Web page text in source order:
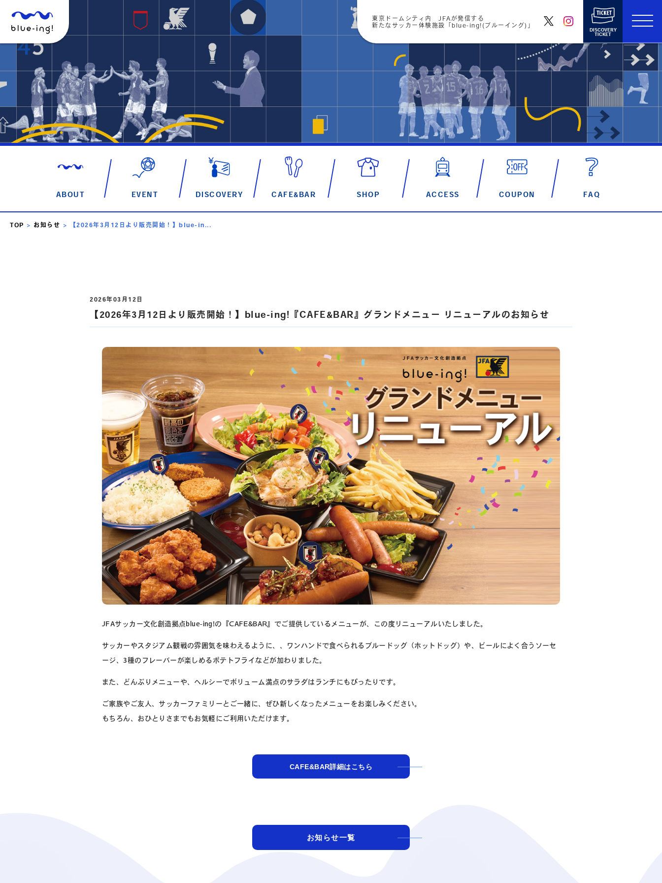
東京ドームシティ内 JFAが発信する
新たなサッカー体験施設「blue-ing!(ブルーイング)」
DISCOVERY
TICKET
ABOUT EVENT DISCOVERY CAFE&BAR SHOP ACCESS COUPON FAQ
TOP > お知らせ > 【2026年3月12日より販売開始！】blue-in...
2026年03月12日
【2026年3月12日より販売開始！】blue-ing!『CAFE&BAR』グランドメニュー リニューアルのお知らせ
JFAサッカー文化創造拠点blue-ing!の『CAFE&BAR』でご提供しているメニューが、この度リニューアルいたしました。
サッカーやスタジアム観戦の雰囲気を味わえるように、、ワンハンドで食べられるブルードッグ（ホットドッグ）や、ビールによく合うソーセ
ージ、3種のフレーバーが楽しめるポテトフライなどが加わりました。
また、どんぶりメニューや、ヘルシーでボリューム満点のサラダはランチにもぴったりです。
ご家族やご友人、サッカーファミリーとご一緒に、ぜひ新しくなったメニューをお楽しみください。
もちろん、おひとりさまでもお気軽にご利用いただけます。
CAFE&BAR詳細はこちら
お知らせ一覧